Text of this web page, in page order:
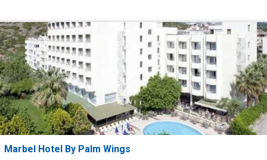
Marbel Hotel By Palm Wings